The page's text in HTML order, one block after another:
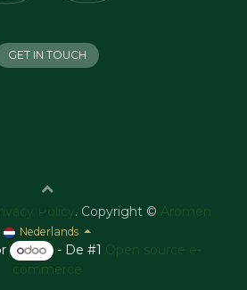
GET IN TOUCH
Policy . Copyright © Aromen
Nederlands
- De #1 Open source e-
commerce